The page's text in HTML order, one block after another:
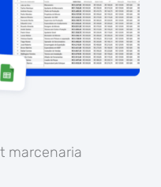
marcenaria